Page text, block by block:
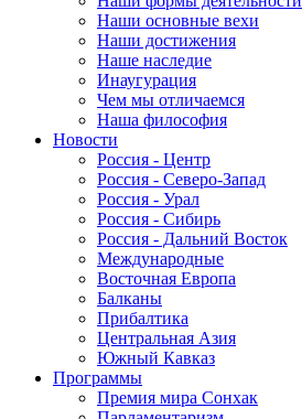
Наши основные вехи
Наши достижения
Наше наследие
Инаугурация
Чем мы отличаемся
Наша философия
Новости
Россия - Центр
Россия - Северо-Запад
Россия - Урал
Россия - Сибирь
Россия - Дальний Восток
Международные
Восточная Европа
Балканы
Прибалтика
Центральная Азия
Южный Кавказ
Программы
Премия мира Сонхак